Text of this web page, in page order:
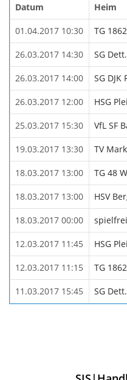
Datum Heim
01.04.2017 10:30 TG
26.03.2017 14:30 SG
26.03.2017 14:00 SG DJK
26.03.2017 12:00 HSG
25.03.2017 15:30 VfL SF
19.03.2017 13:30 TV
18.03.2017 13:00 TG 48
18.03.2017 13:00 HSV
18.03.2017 00:00 spielfrei
12.03.2017 11:45 HSG
12.03.2017 11:15 TG
11.03.2017 15:45 SG